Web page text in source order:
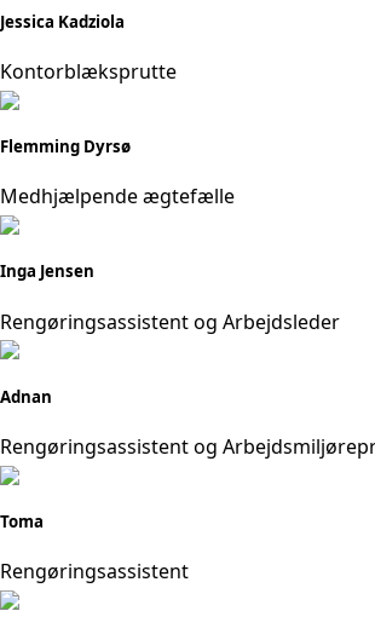
Jessica Kadziola
Kontorblæksprutte
Flemming Dyrsø
Medhjælpende ægtefælle
Inga Jensen
Rengøringsassistent og Arbejdsleder
Adnan
Rengøringsassistent og
Toma
Rengøringsassistent